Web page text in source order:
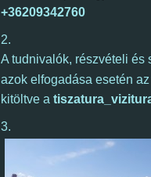
+36209342760
2.
A tudnivalók, részvételi és
azok elfogadása esetén
kitöltve a
3.